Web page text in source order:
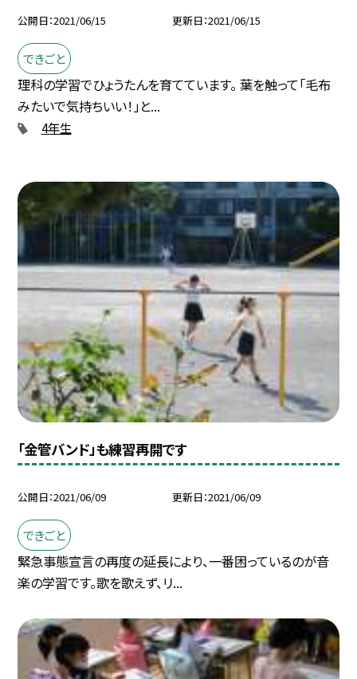
公開日 2021/06/15 更新日 2021/06/15
できごと
理科の学習でひょうたんを育てています。 葉を触って「毛布
みたいで気持ちいい！」と...
4年生
「金管バンド」も練習再開です
公開日 2021/06/09 更新日 2021/06/09
できごと
緊急事態宣言の再度の延長により、一番困っているのが音
楽の学習です。歌を歌えず、リ...